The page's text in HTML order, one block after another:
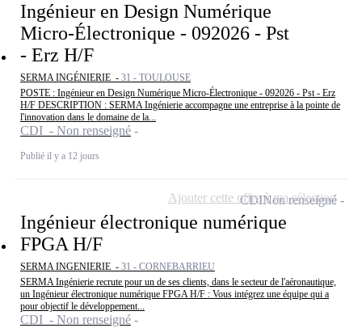
Ingénieur en Design Numérique
Micro-Électronique - 092026 - Pst
- Erz H/F
SERMA INGÉNIERIE - 31 - TOULOUSE
POSTE : Ingénieur en Design Numérique Micro-Électronique - 092026 - Pst - Erz
H/F DESCRIPTION : SERMA Ingénierie accompagne une entreprise à la pointe de
l'innovation dans le domaine de la...
CDI - Non renseigné
Publié il y a 12 jours
Ingénieur électronique numérique
FPGA H/F
SERMA INGENIERIE - 31 - CORNEBARRIEU
SERMA Ingénierie recrute pour un de ses clients, dans le secteur de l'aéronautique,
un Ingénieur électronique numérique FPGA H/F : Vous intégrez une équipe qui a
pour objectif le développement...
CDI - Non renseigné
CDINon renseigné
Ajouter cette offre à ma sélection